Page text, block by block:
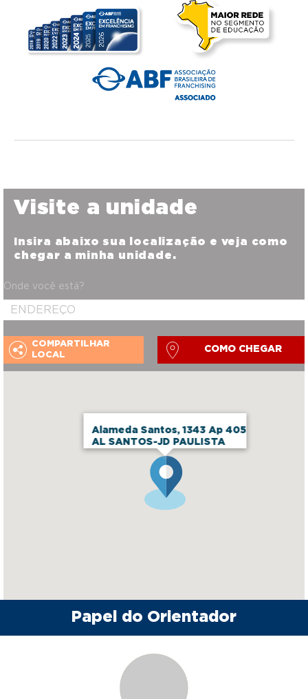
Alameda Santos, 1343 Ap 405
AL SANTOS-JD PAULISTA
Visite a unidade
Insira abaixo sua localização e veja como
chegar a minha unidade.
Onde você está?
COMPARTILHAR
LOCAL
COMO CHEGAR
Papel do Orientador